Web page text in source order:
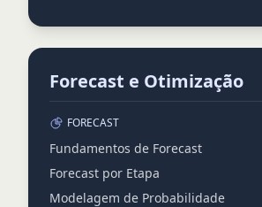
Forecast e Otimização
FORECAST
Fundamentos de Forecast
Forecast por Etapa
Modelagem de Probabilidade